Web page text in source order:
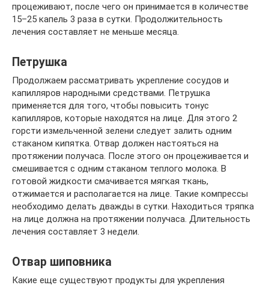
процеживают, после чего он принимается в количестве
15–25 капель 3 раза в сутки. Продолжительность
лечения составляет не меньше месяца.
Петрушка
Продолжаем рассматривать укрепление сосудов и
капилляров народными средствами. Петрушка
применяется для того, чтобы повысить тонус
капилляров, которые находятся на лице. Для этого 2
горсти измельченной зелени следует залить одним
стаканом кипятка. Отвар должен настояться на
протяжении получаса. После этого он процеживается и
смешивается с одним стаканом теплого молока. В
готовой жидкости смачивается мягкая ткань,
отжимается и располагается на лице. Такие компрессы
необходимо делать дважды в сутки. Находиться тряпка
на лице должна на протяжении получаса. Длительность
лечения составляет 3 недели.
Отвар шиповника
Какие еще существуют продукты для укрепления